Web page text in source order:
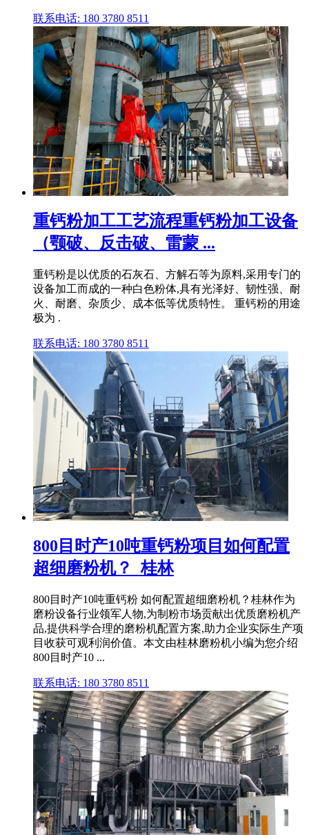
联系电话: 180 3780 8511
重钙粉加工工艺流程重钙粉加工设备
（颚破、反击破、雷蒙 ...
重钙粉是以优质的石灰石、方解石等为原料,采用专门的
设备加工而成的一种白色粉体,具有光泽好、韧性强、耐
火、耐磨、杂质少、成本低等优质特性。 重钙粉的用途
极为 .
联系电话: 180 3780 8511
800目时产10吨重钙粉项目如何配置
超细磨粉机？_桂林
800目时产10吨重钙粉 如何配置超细磨粉机？桂林作为
磨粉设备行业领军人物,为制粉市场贡献出优质磨粉机产
品,提供科学合理的磨粉机配置方案,助力企业实际生产项
目收获可观利润价值。本文由桂林磨粉机小编为您介绍
800目时产10 ...
联系电话: 180 3780 8511